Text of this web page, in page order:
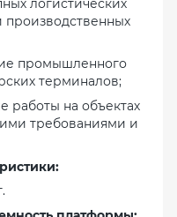
производственных
промышленного
терминалов;
работы на объектах
требованиями и